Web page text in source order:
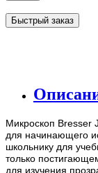
Быстрый заказ
Микроскоп Bresser
для начинающего
школьнику для
только
для изучения